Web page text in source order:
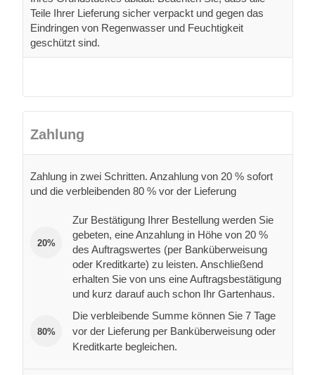
Teile Ihrer Lieferung sicher verpackt und gegen das
Eindringen von Regenwasser und Feuchtigkeit
geschützt sind.
Zahlung
Zahlung in zwei Schritten. Anzahlung von 20 % sofort
und die verbleibenden 80 % vor der Lieferung
20%
Zur Bestätigung Ihrer Bestellung werden Sie
gebeten, eine Anzahlung in Höhe von 20 %
des Auftragswertes (per Banküberweisung
oder Kreditkarte) zu leisten. Anschließend
erhalten Sie von uns eine Auftragsbestätigung
und kurz darauf auch schon Ihr Gartenhaus.
80%
Die verbleibende Summe können Sie 7 Tage
vor der Lieferung per Banküberweisung oder
Kreditkarte begleichen.